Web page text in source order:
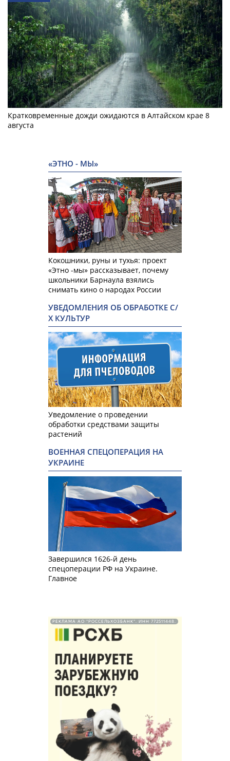
Кратковременные дожди ожидаются в Алтайском крае 8
августа
«ЭТНО - МЫ»
Кокошники, руны и тухья: проект
«Этно -мы» рассказывает, почему
школьники Барнаула взялись
снимать кино о народах России
УВЕДОМЛЕНИЯ ОБ ОБРАБОТКЕ С/
Х КУЛЬТУР
Уведомление о проведении
обработки средствами защиты
растений
ВОЕННАЯ СПЕЦОПЕРАЦИЯ НА
УКРАИНЕ
Завершился 1626-й день
спецоперации РФ на Украине.
Главное
РЕКЛАМА АО "РОССЕЛЬХОЗБАНК". ИНН 772511448.